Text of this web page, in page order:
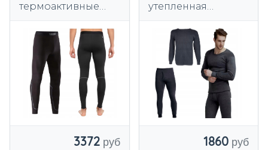
термоактивные
спортивный мяч
3372
утепленная
мужские
утепленные
кальсоны
1860